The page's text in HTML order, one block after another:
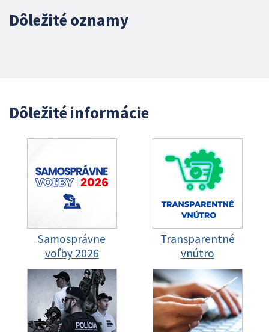
Dôležité oznamy
Dôležité informácie
Samosprávne
voľby 2026
Transparentné
vnútro